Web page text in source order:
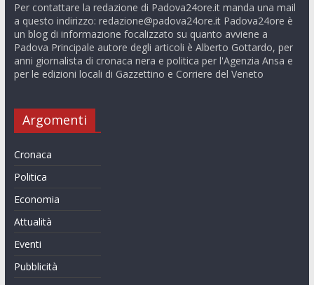
Per contattare la redazione di Padova24ore.it manda una mail
a questo indirizzo: redazione@padova24ore.itPadova24ore è
un blog di informazione focalizzato su quanto avviene a
Padova Principale autore degli articoli è Alberto Gottardo, per
anni giornalista di cronaca nera e politica per l'Agenzia Ansa e
per le edizioni locali di Gazzettino e Corriere del Veneto
Argomenti
Cronaca
Politica
Economia
Attualità
Eventi
Pubblicità